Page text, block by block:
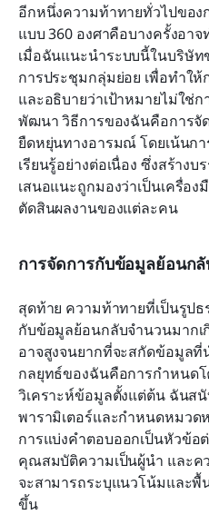
อีกหนึ่งความท้าทายทั่วไปของ
แบบ 360 องศาคือบางครั้งอา
เมื่อฉันแนะนำระบบนี้ในบริษั
การประชุมกลุ่มย่อย เพื่อทำให้
และอธิบายว่าเป้าหมายไม่ใช่
พัฒนา วิธีการของฉันคือการจั
ยืดหยุ่นทางอารมณ์ โดยเน้นก
เรียนรู้อย่างต่อเนื่อง ซึ่งสร้าง
เสนอแนะถูกมองว่าเป็นเครื่อ
ตัดสินผลงานของแต่ละคน
การจัดการกับข้อมูลย้อนก
สุดท้าย ความท้าทายที่เป็นรูป
กับข้อมูลย้อนกลับจำนวนมาก
อาจสูงจนยากที่จะสกัดข้อมูลที่
กลยุทธ์ของฉันคือการกำหนดโ
วิเคราะห์ข้อมูลตั้งแต่ต้น ฉันส
พารามิเตอร์และกำหนดหมว
การแบ่งคำตอบออกเป็นหัวข้อ
คุณสมบัติความเป็นผู้นำ และ
จะสามารถระบุแนวโน้มและพื้
ขึ้น